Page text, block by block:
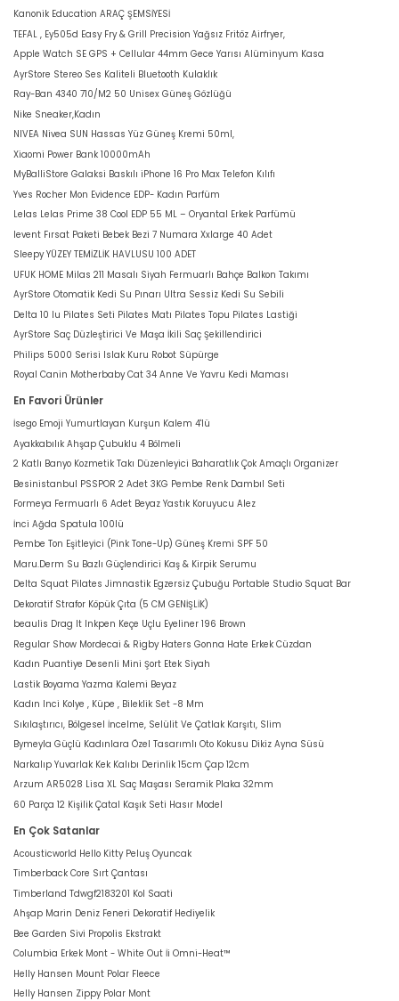
Kanonik Education ARAÇ ŞEMSİYESİ
TEFAL , Ey505d Easy Fry & Grill Precision Yağsız Fritöz Airfryer,
Apple Watch SE GPS + Cellular 44mm Gece Yarısı Alüminyum Kasa
AyrStore Stereo Ses Kaliteli Bluetooth Kulaklık
Ray-Ban 4340 710/M2 50 Unisex Güneş Gözlüğü
Nike Sneaker,Kadın
NIVEA Nivea SUN Hassas Yüz Güneş Kremi 50ml,
Xiaomi Power Bank 10000mAh
MyBalliStore Galaksi Baskılı iPhone 16 Pro Max Telefon Kılıfı
Yves Rocher Mon Evidence EDP- Kadın Parfüm
Lelas Lelas Prime 38 Cool EDP 55 ML – Oryantal Erkek Parfümü
levent Fırsat Paketi Bebek Bezi 7 Numara Xxlarge 40 Adet
Sleepy YÜZEY TEMİZLİK HAVLUSU 100 ADET
UFUK HOME Milas 211 Masalı Siyah Fermuarlı Bahçe Balkon Takımı
AyrStore Otomatik Kedi Su Pınarı Ultra Sessiz Kedi Su Sebili
Delta 10 lu Pilates Seti Pilates Matı Pilates Topu Pilates Lastiği
AyrStore Saç Düzleştirici Ve Maşa İkili Saç Şekillendirici
Philips 5000 Serisi Islak Kuru Robot Süpürge
Royal Canin Motherbaby Cat 34 Anne Ve Yavru Kedi Maması
En Favori Ürünler
İsego Emoji Yumurtlayan Kurşun Kalem 4'lü
Ayakkabılık Ahşap Çubuklu 4 Bölmeli
2 Katlı Banyo Kozmetik Takı Düzenleyici Baharatlık Çok Amaçlı Organizer
Besinistanbul PSSPOR 2 Adet 3KG Pembe Renk Dambıl Seti
Formeya Fermuarlı 6 Adet Beyaz Yastık Koruyucu Alez
İnci Ağda Spatula 100lü
Pembe Ton Eşitleyici (Pink Tone-Up) Güneş Kremi SPF 50
Maru.Derm Su Bazlı Güçlendirici Kaş & Kirpik Serumu
Delta Squat Pilates Jimnastik Egzersiz Çubuğu Portable Studio Squat Bar
Dekoratif Strafor Köpük Çıta (5 CM GENİŞLİK)
beaulis Drag It Inkpen Keçe Uçlu Eyeliner 196 Brown
Regular Show Mordecai & Rigby Haters Gonna Hate Erkek Cüzdan
Kadın Puantiye Desenli Mini Şort Etek Siyah
Lastik Boyama Yazma Kalemi Beyaz
Kadın Inci Kolye , Küpe , Bileklik Set -8 Mm
Sıkılaştırıcı, Bölgesel İncelme, Selülit Ve Çatlak Karşıtı, Slim
Bymeyla Güçlü Kadınlara Özel Tasarımlı Oto Kokusu Dikiz Ayna Süsü
Narkalıp Yuvarlak Kek Kalıbı Derinlik 15cm Çap 12cm
Arzum AR5028 Lisa XL Saç Maşası Seramik Plaka 32mm
60 Parça 12 Kişilik Çatal Kaşık Seti Hasır Model
En Çok Satanlar
Acousticworld Hello Kitty Peluş Oyuncak
Timberback Core Sırt Çantası
Timberland Tdwgf2183201 Kol Saati
Ahşap Marin Deniz Feneri Dekoratif Hediyelik
Bee Garden Sivi Propolis Ekstrakt
Columbia Erkek Mont - White Out İi Omni-Heat™
Helly Hansen Mount Polar Fleece
Helly Hansen Zippy Polar Mont